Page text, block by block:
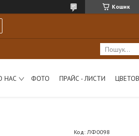
Кошик
НАС ФОТО ПРАЙС - ЛИСТИ
Код:ЛФ0098